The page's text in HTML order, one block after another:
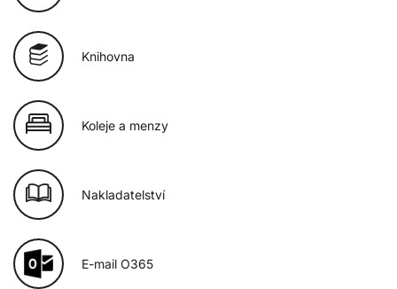
Knihovna
Koleje a menzy
Nakladatelství
E-mail O365